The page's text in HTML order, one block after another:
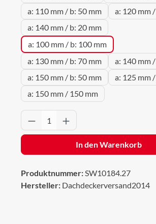
a: 110 mm / b: 50 mm
a: 120 mm
a: 140 mm / b: 20 mm
a: 100 mm / b: 100 mm
a: 130 mm / b: 70 mm
a: 140 mm
a: 150 mm / b: 50 mm
a: 125 mm
a: 150 mm / 150 mm
Produkt Anzahl: Gib den
In den Warenkorb
Produktnummer:SW10184.27
Hersteller: Dachdeckerversand2014